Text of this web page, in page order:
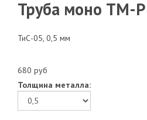
Труба моно ТМ-
ТиС-05, 0,5 мм
680 руб
Толщина металла: